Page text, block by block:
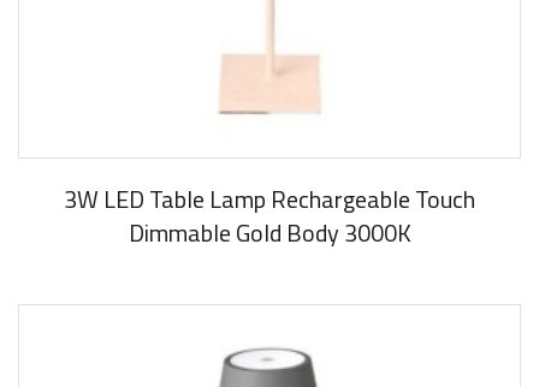
3W LED Table Lamp Rechargeable Touch
Dimmable Gold Body 3000K